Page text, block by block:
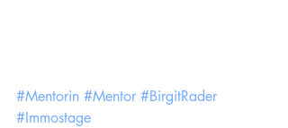
#Mentorin #Mentor #BirgitRader
#Immostage